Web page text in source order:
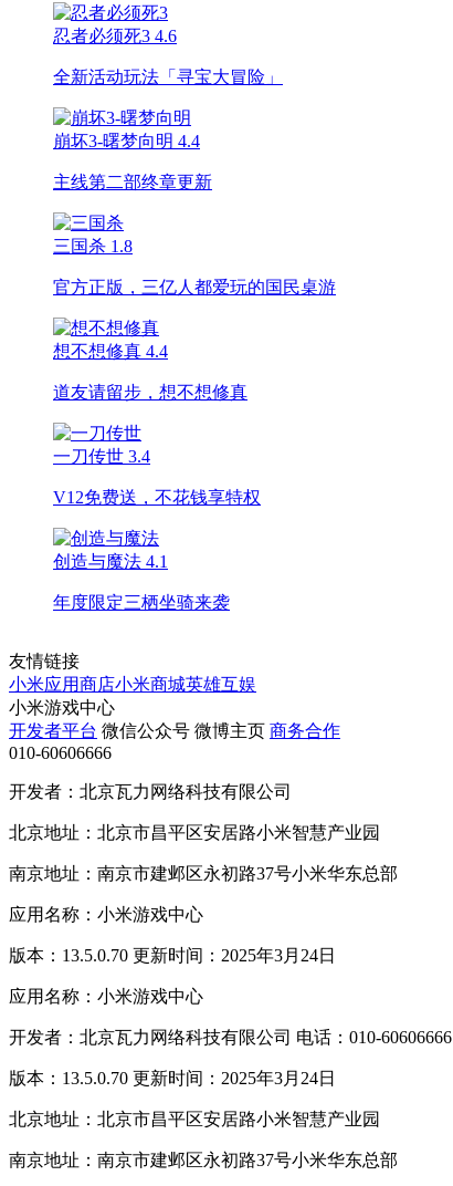
忍者必须死3 4.6
全新活动玩法「寻宝大冒险」
崩坏3-曙梦向明 4.4
主线第二部终章更新
三国杀 1.8
官方正版，三亿人都爱玩的国民桌游
想不想修真 4.4
道友请留步，想不想修真
一刀传世 3.4
V12免费送，不花钱享特权
创造与魔法 4.1
年度限定三栖坐骑来袭
友情链接
小米应用商店小米商城英雄互娱
小米游戏中心
开发者平台 微信公众号 微博主页 商务合作
010-60606666
开发者：北京瓦力网络科技有限公司
北京地址：北京市昌平区安居路小米智慧产业园
南京地址：南京市建邺区永初路37号小米华东总部
应用名称：小米游戏中心
版本：13.5.0.70 更新时间：2025年3月24日
应用名称：小米游戏中心
开发者：北京瓦力网络科技有限公司 电话：010-60606666
版本：13.5.0.70 更新时间：2025年3月24日
北京地址：北京市昌平区安居路小米智慧产业园
南京地址：南京市建邺区永初路37号小米华东总部